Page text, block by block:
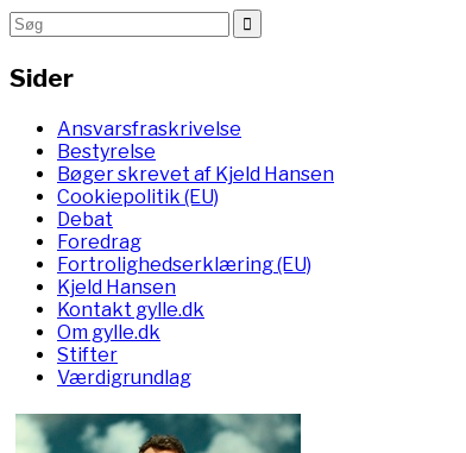
Sider
Ansvarsfraskrivelse
Bestyrelse
Bøger skrevet af Kjeld Hansen
Cookiepolitik (EU)
Debat
Foredrag
Fortrolighedserklæring (EU)
Kjeld Hansen
Kontakt gylle.dk
Om gylle.dk
Stifter
Værdigrundlag